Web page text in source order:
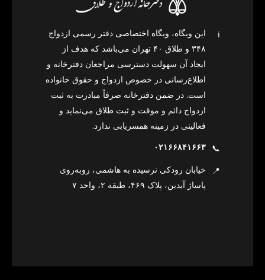
ℹ️
این وبگاه، وبگاه اختصاصی دفتر رسمی ازدواج
۳۴۸ و طلاق ۴۰ تهران می‌باشد که هدف از
ایجاد آن سهولت دسترسی مراجعان دفترخانه و
اطلاع‌رسانی در خصوص ازدواج و حقوق خانواده
است. در ضمن دفترخانه صرفاً مبادرت به ثبت
ازدواج دائم و موقت و ثبت طلاق می‌نماید و
فعالیتی در زمینه همسریابی ندارد.
📞 ۰۲۱۶۶۸۴۱۶۶۳
📍
خیابان رودکی نرسیده به هاشمی، روبه‌روی
پاساژ آیدین، پلاک ۴۶۹، طبقه ۲، واحد ۷